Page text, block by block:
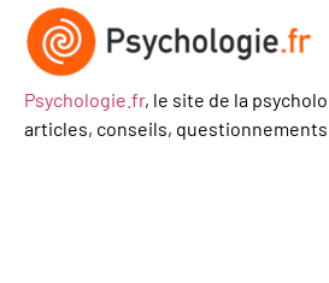
Psychologie.fr, le site de la
articles, conseils,